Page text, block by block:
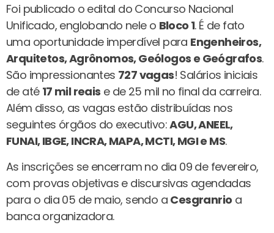
Foi publicado o edital do Concurso Nacional
Unificado, englobando nele o Bloco 1. É de fato
uma oportunidade imperdível para Engenheiros,
Arquitetos, Agrônomos, Geólogos e Geógrafos.
São impressionantes 727 vagas! Salários iniciais
de até 17 mil reais e de 25 mil no final da carreira.
Além disso, as vagas estão distribuídas nos
seguintes órgãos do executivo:AGU, ANEEL,
FUNAI, IBGE, INCRA, MAPA, MCTI, MGI e MS.
As inscrições se encerram no dia 09 de fevereiro,
com provas objetivas e discursivas agendadas
para o dia 05 de maio, sendo a Cesgranrio a
banca organizadora.